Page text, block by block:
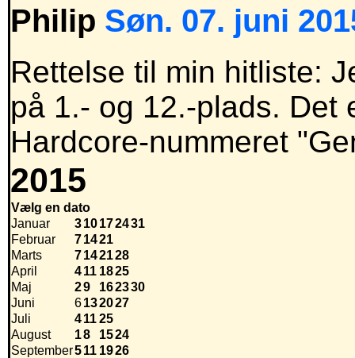
Philip Søn. 07. juni
Rettelse til min hitliste:
på 1.- og 12.-plads. Det
Hardcore-nummeret
2015
Vælg en dato
Januar
310172431
Februar
71421
Marts
7142128
April
411 1825
Maj
29 162330
Juni
6132027
Juli
41125
August
18 1524
September511 1926